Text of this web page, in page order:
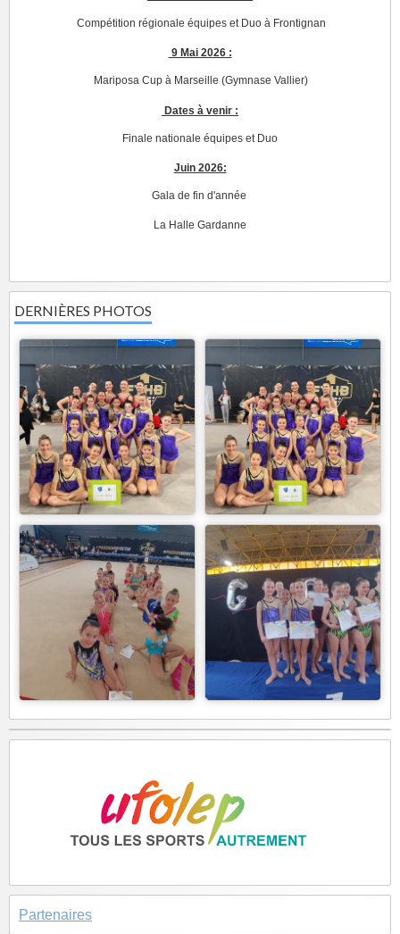
Compétition régionale équipes et Duo à Frontignan
9 Mai 2026 :
Mariposa Cup à Marseille (Gymnase Vallier)
Dates à venir :
Finale nationale équipes et Duo
Juin 2026:
Gala de fin d'année
La Halle Gardanne
DERNIÈRES PHOTOS
Partenaires